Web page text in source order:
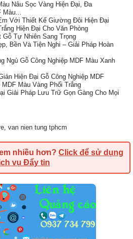
Nâu Sọc Vàng Hiện Đại, Đa
Màu...
Với Thiết Kế Giường Đôi Hiện Đại
Hiện Đại Cho Văn Phòng
Gỗ Tự Nhiên Sang Trọng
Bền Và Tiện Nghi – Giải Pháp Hoàn
Ngủ Gỗ Công Nghiệp MDF Màu Xanh
Hiện Đại Gỗ Công Nghiệp MDF
Màu Vàng Phối Trắng
Giải Pháp Lưu Trữ Gọn Gàng Cho Mọi
, van nien tung tphcm
nhiều hơn? Click để sử dụng
vụ Đẩy tin